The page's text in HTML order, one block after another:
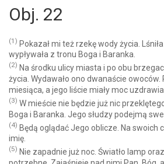
Obj. 22
(1) Pokazał mi też rzekę wody życia.
wypływała z tronu Boga i Baranka.
(2) Na środku ulicy miasta i po obu
życia. Wydawało ono dwanaście owoców.
miesiąca, a jego liście miały moc
(3) W mieście nie będzie już nic
Boga i Baranka. Jego słudzy podejmą
(4) Będą oglądać Jego oblicze. Na swoich
imię.
(5) Nie zapadnie już noc. Światło lamp